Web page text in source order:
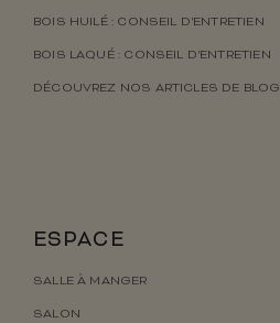
BOIS HUILÉ : CONSEIL D’ENTRETIEN
BOIS LAQUÉ : CONSEIL D’ENTRETIEN
DÉCOUVREZ NOS ARTICLES DE BLOG
ESPACE
SALLE À MANGER
SALON